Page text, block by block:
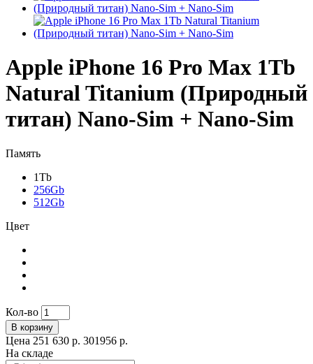
Apple iPhone 16 Pro Max 1Tb
Natural Titanium (Природный
титан) Nano-Sim + Nano-Sim
Память
1Tb
256Gb
512Gb
Цвет
Кол-во
В корзину
Цена 251 630 р. 301956 р.
На складе